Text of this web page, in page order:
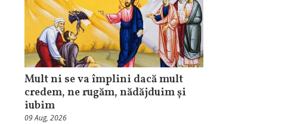
Mult ni se va împlini dacă mult
credem, ne rugăm, nădăjduim și
iubim
09 Aug, 2026